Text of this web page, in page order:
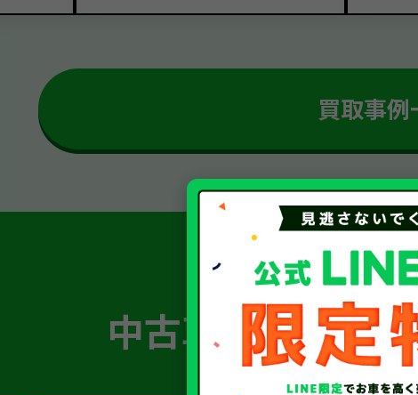
買取事例
簡単 5ステ
中古車・廃車・